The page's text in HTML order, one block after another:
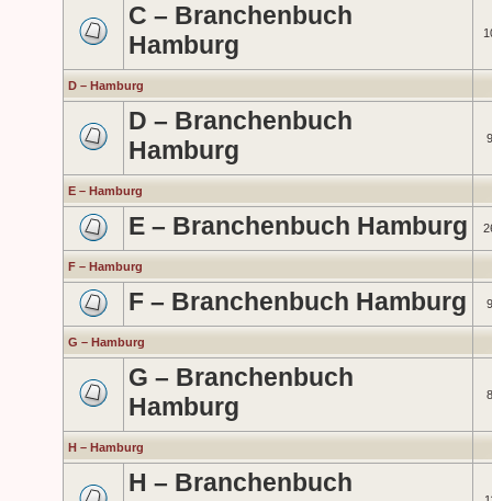
C – Branchenbuch
Hamburg
D – Hamburg
D – Branchenbuch
Hamburg
E – Hamburg
E – Branchenbuch Hamburg
F – Hamburg
F – Branchenbuch Hamburg
G – Hamburg
G – Branchenbuch
Hamburg
H – Hamburg
H – Branchenbuch